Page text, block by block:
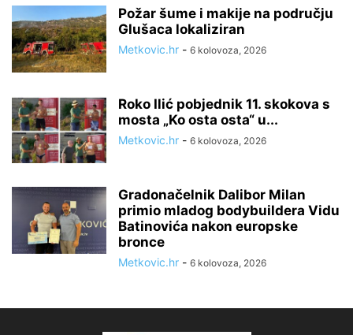
Požar šume i makije na području
Glušaca lokaliziran
Metkovic.hr - 6 kolovoza, 2026
Roko Ilić pobjednik 11. skokova s
mosta „Ko osta osta“ u...
Metkovic.hr - 6 kolovoza, 2026
Gradonačelnik Dalibor Milan
primio mladog bodybuildera Vidu
Batinovića nakon europske
bronce
Metkovic.hr - 6 kolovoza, 2026